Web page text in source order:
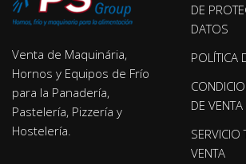
Venta de Maquinária,
Hornos y Equipos de Frío
para la Panadería,
Pastelería, Pizzería y
Hostelería.
DE
DATOS
POLÍTICA
DE VENTA
SERVICIO
VENTA